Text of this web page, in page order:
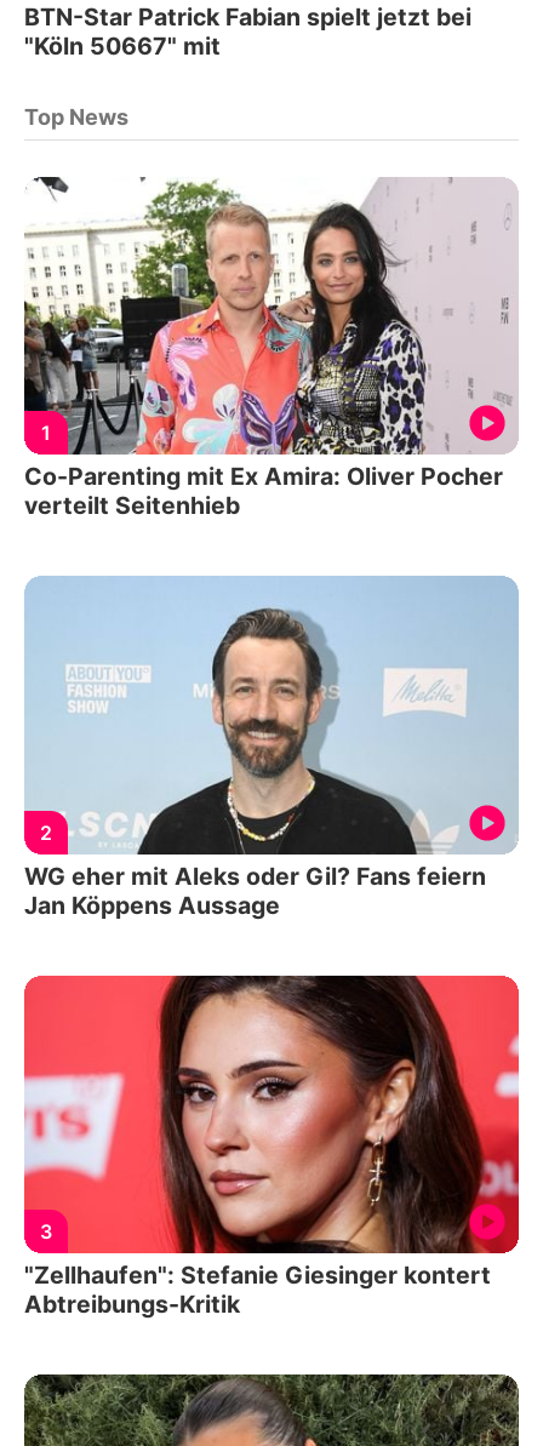
BTN-Star Patrick Fabian spielt jetzt bei
"Köln 50667" mit
Top News
1
Co-Parenting mit Ex Amira: Oliver Pocher
verteilt Seitenhieb
2
WG eher mit Aleks oder Gil? Fans feiern
Jan Köppens Aussage
3
"Zellhaufen": Stefanie Giesinger kontert
Abtreibungs-Kritik